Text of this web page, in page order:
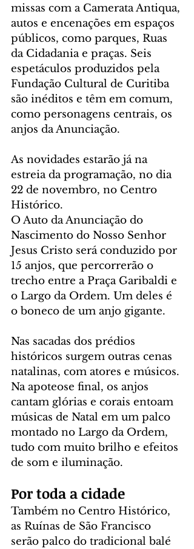
missas com a Camerata Antiqua,
autos e encenações em espaços
públicos, como parques, Ruas
da Cidadania e praças. Seis
espetáculos produzidos pela
Fundação Cultural de Curitiba
são inéditos e têm em comum,
como personagens centrais, os
anjos da Anunciação.
As novidades estarão já na
estreia da programação, no dia
22 de novembro, no Centro
Histórico.
O Auto da Anunciação do
Nascimento do Nosso Senhor
Jesus Cristo será conduzido por
15 anjos, que percorrerão o
trecho entre a Praça Garibaldi e
o Largo da Ordem. Um deles é
o boneco de um anjo gigante.
Nas sacadas dos prédios
históricos surgem outras cenas
natalinas, com atores e músicos.
Na apoteose final, os anjos
cantam glórias e corais entoam
músicas de Natal em um palco
montado no Largo da Ordem,
tudo com muito brilho e efeitos
de som e iluminação.
Por toda a cidade
Também no Centro Histórico,
as Ruínas de São Francisco
serão palco do tradicional balé